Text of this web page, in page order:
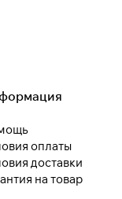
оплаты
доставки
на товар